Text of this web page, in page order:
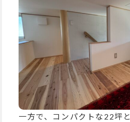
一方で、コンパクトな22坪